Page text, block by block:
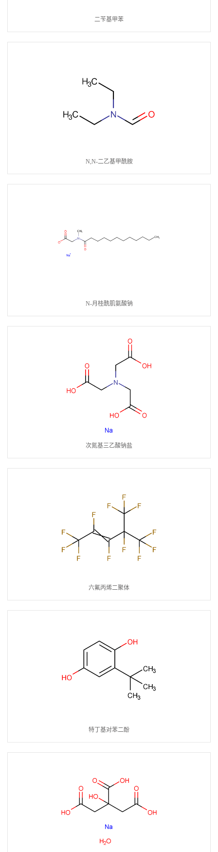
二苄基甲苯
N,N-二乙基甲酰胺
N-月桂酰肌氨酸钠
次氮基三乙酸钠盐
六氟丙烯二聚体
特丁基对苯二酚